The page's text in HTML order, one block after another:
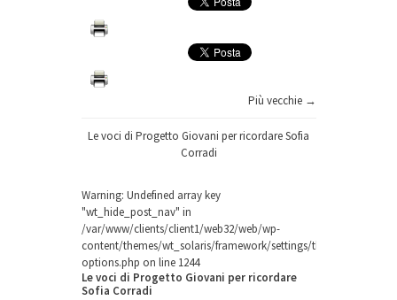
Più vecchie →
Le voci di Progetto Giovani per ricordare Sofia
Corradi
Warning: Undefined array key
"wt_hide_post_nav" in
/var/www/clients/client1/web32/web/wp-
content/themes/wt_solaris/framework/settings/theme-
options.php on line 1244
Le voci di Progetto Giovani per ricordare
Sofia Corradi